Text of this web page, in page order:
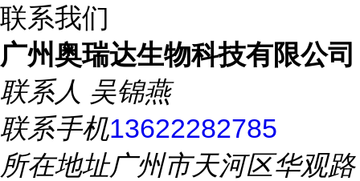
联系我们
广州奥瑞达生物科技有限公司
联系人 吴锦燕
联系手机13622282785
所在地址广州市天河区华观路